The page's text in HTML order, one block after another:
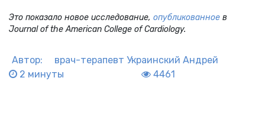
Это показало новое исследование, опубликованное в
Journal of the American College of Cardiology.
Автор: врач-терапевт Украинский Андрей
2 минуты
4461